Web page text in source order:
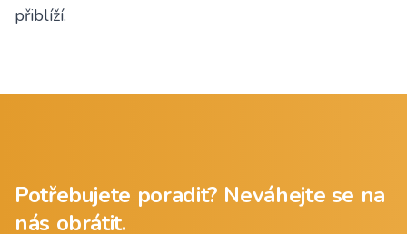
přiblíží.
Potřebujete poradit? Neváhejte se na
nás obrátit.